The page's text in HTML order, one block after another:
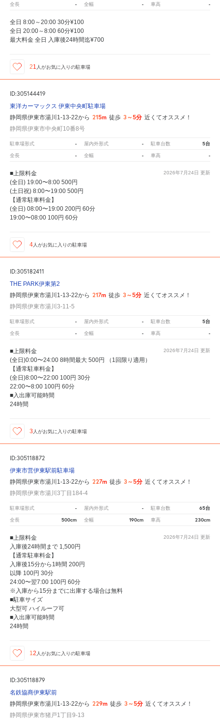
全長 - 全幅 - 車高 -
全日 8:00～20:00 30分¥100
全日 20:00～8:00 60分¥100
最大料金 全日 入庫後24時間迄¥700
21 人がお気に入りの駐車場
ID:305144419
東洋カーマックス 伊東中央町駐車場
静岡県伊東市湯川1-13-22から 215m 徒歩 3～5分 近くてオススメ！
静岡県伊東市中央町10番8号
駐車場形式 - 屋内外形式 - 駐車台数 5台
全長 - 全幅 - 車高 -
2026年7月24日 更新
■上限料金
(全日) 19:00〜8:00 500円
(土日祝) 8:00〜19:00 500円
【通常駐車料金】
(全日) 08:00〜19:00 200円 60分
19:00〜08:00 100円 60分
4 人がお気に入りの駐車場
ID:305182411
THE PARK伊東第2
静岡県伊東市湯川1-13-22から 217m 徒歩 3～5分 近くてオススメ！
静岡県伊東市湯川3-11-5
駐車場形式 - 屋内外形式 - 駐車台数 5台
全長 - 全幅 - 車高 -
2026年7月24日 更新
■上限料金
(全日)0:00〜24:00 8時間最大 500円 （1回限り適用）
【通常駐車料金】
(全日)8:00〜22:00 100円 30分
22:00〜8:00 100円 60分
■入出庫可能時間
24時間
3 人がお気に入りの駐車場
ID:305118872
伊東市営伊東駅前駐車場
静岡県伊東市湯川1-13-22から 227m 徒歩 3～5分 近くてオススメ！
静岡県伊東市湯川3丁目184-4
駐車場形式 - 屋内外形式 - 駐車台数 65台
全長 500cm 全幅 190cm 車高 230cm
2026年7月24日 更新
■上限料金
入庫後24時間まで 1,500円
【通常駐車料金】
入庫後15分から1時間 200円
以降 100円 30分
24:00〜翌7:00 100円 60分
※入庫から15分までに出庫する場合は無料
■駐車サイズ
大型可 ハイルーフ可
■入出庫可能時間
24時間
12 人がお気に入りの駐車場
ID:305118879
名鉄協商伊東駅前
静岡県伊東市湯川1-13-22から 229m 徒歩 3～5分 近くてオススメ！
静岡県伊東市猪戸1丁目9-13